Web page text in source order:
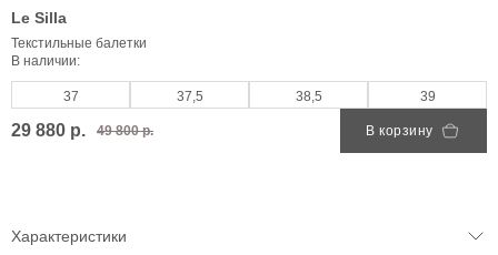
Le Silla
Текстильные балетки
В наличии:
37 37,5 38,5 39
29 880 р. 49 800 р. В корзину
Характеристики